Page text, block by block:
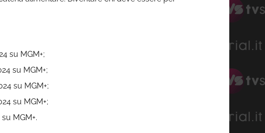
su MGM+;
su MGM+;
su MGM+;
su MGM+;
MGM+.